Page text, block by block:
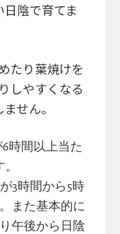
陰で育てま
たり葉焼けを
しやすくなる
せん。
時間以上当た
3時間から5時
また基本的に
午後から日陰